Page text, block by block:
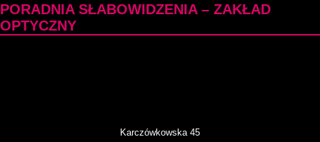
PORADNIA SŁABOWIDZENIA – ZAKŁAD
OPTYCZNY
Karczówkowska 45